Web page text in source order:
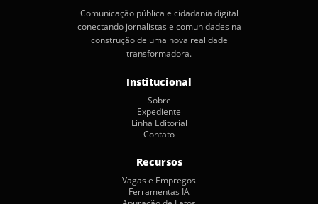
Comunicação pública e cidadania digital
conectando jornalistas e comunidades na
construção de uma nova realidade
transformadora.
Institucional
Sobre
Expediente
Linha Editorial
Contato
Recursos
Vagas e Empregos
Ferramentas IA